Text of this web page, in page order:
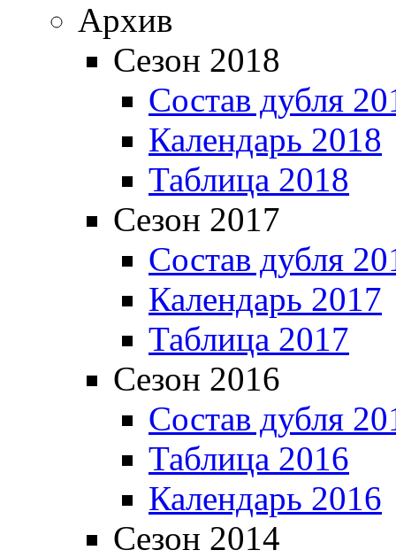
Архив
Сезон 2018
Состав дубля
Календарь 2018
Таблица 2018
Сезон 2017
Состав дубля
Календарь 2017
Таблица 2017
Сезон 2016
Состав дубля
Таблица 2016
Календарь 2016
Сезон 2014